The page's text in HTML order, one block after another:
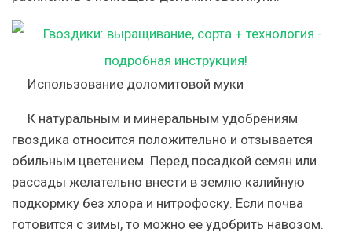
Использование доломитовой муки
К натуральным и минеральным удобрениям
гвоздика относится положительно и отзывается
обильным цветением. Перед посадкой семян или
рассады желательно внести в землю калийную
подкормку без хлора и нитрофоску. Если почва
готовится с зимы, то можно ее удобрить навозом.